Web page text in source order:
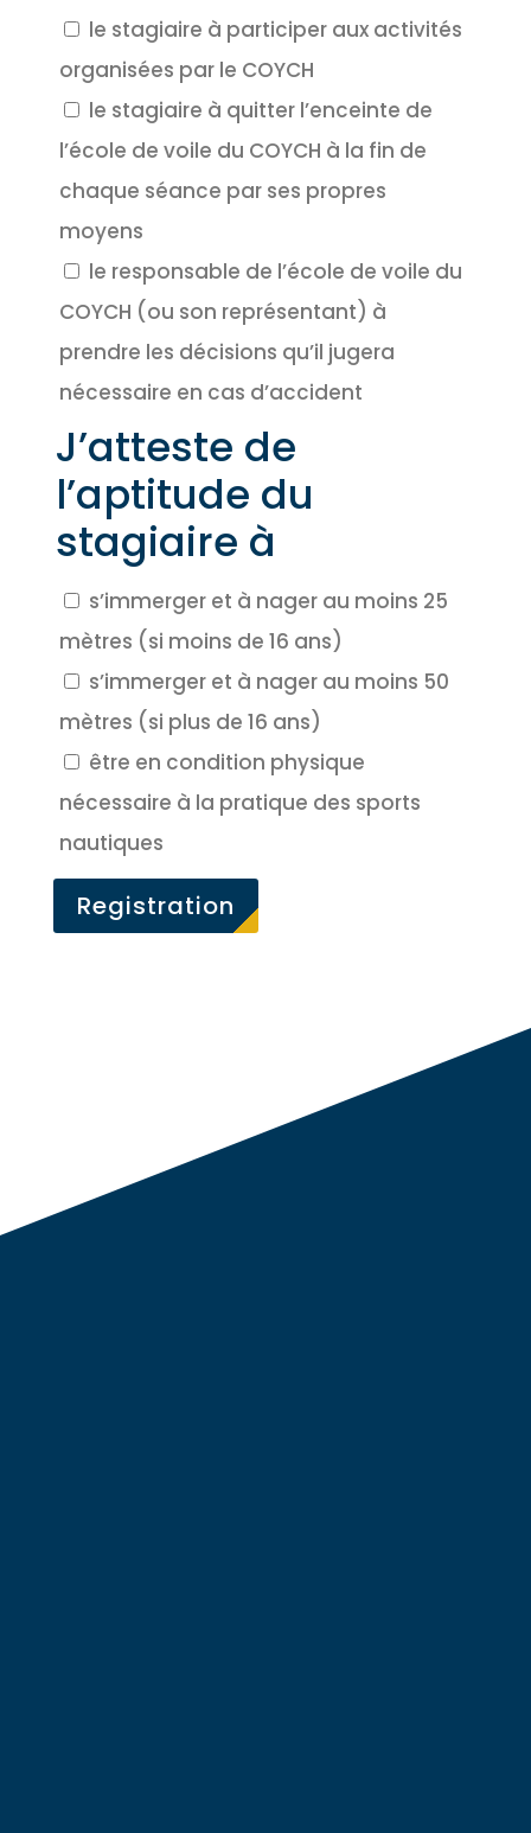
le stagiaire à participer aux activités
organisées par le COYCH
le stagiaire à quitter l’enceinte de
l’école de voile du COYCH à la fin de
chaque séance par ses propres
moyens
le responsable de l’école de voile du
COYCH (ou son représentant) à
prendre les décisions qu’il jugera
nécessaire en cas d’accident
J’atteste de
l’aptitude du
stagiaire à
s’immerger et à nager au moins 25
mètres (si moins de 16 ans)
s’immerger et à nager au moins 50
mètres (si plus de 16 ans)
être en condition physique
nécessaire à la pratique des sports
nautiques
Registration